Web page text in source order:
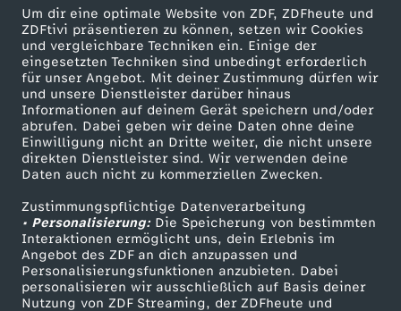
Um dir eine optimale Website von ZDF, ZDFheute und
ZDFtivi präsentieren zu können, setzen wir Cookies
und vergleichbare Techniken ein. Einige der
eingesetzten Techniken sind unbedingt erforderlich
für unser Angebot. Mit deiner Zustimmung dürfen wir
und unsere Dienstleister darüber hinaus
Informationen auf deinem Gerät speichern und/oder
abrufen. Dabei geben wir deine Daten ohne deine
Einwilligung nicht an Dritte weiter, die nicht unsere
direkten Dienstleister sind. Wir verwenden deine
Daten auch nicht zu kommerziellen Zwecken.
Zustimmungspflichtige Datenverarbeitung
• Personalisierung:Die Speicherung von bestimmten
Interaktionen ermöglicht uns, dein Erlebnis im
Angebot des ZDF an dich anzupassen und
Personalisierungsfunktionen anzubieten. Dabei
personalisieren wir ausschließlich auf Basis deiner
Nutzung von ZDF Streaming, der ZDFheute und
a
-
D
R
U
C
K
Mehr ZDF
ZDF-Apps
Smart TV
ZDFtext
Livestreams
Sendungen A-Z
TV-Programm
Service
ZDFmitreden
Kontakt zum ZDF
Tickets
Zuschauerservice
Hilfe